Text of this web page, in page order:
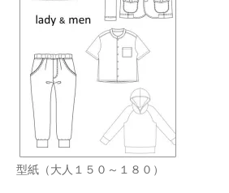
型紙（大人１５０～１８０）